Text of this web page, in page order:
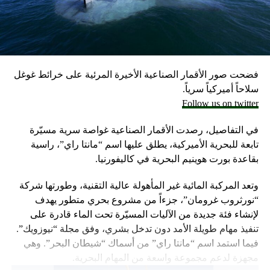
وكانت وزارة الخارجية أرجأت في مايو، فقط تسليم قنابل زنة
2000 رطل و500 رطل إلى إسرائيل بسبب مخاوف بشأن سقوط
ضحايا من المدنيين في مدينة رفح.
إلا أن نتنياهو خرج الأسبوع المضي بتصريحات نارية، ومفاجئة
حول مماطلة أميركا في تسليم تل أبيب أسلحة
ما أثار حفيظة البيت الأبيض الذي وصف تلك التصريحات بالمخيبة
للآمال.
فضحت صور الأقمار الصناعية الأخيرة المرئية على خرائط غوغل
سلاحاً أميركياً سرياً.
Follow us on twitter
في التفاصيل، رصدت الأقمار الصناعية غواصة سرية مسيّرة
تابعة للبحرية الأميركية، يطلق عليها اسم “مانتا راي”، راسية
بقاعدة بورت هوينيم البحرية في كاليفورنيا.
وتعد المركبة المائية غير المأهولة عالية التقنية، وطورتها شركة
“نورثروب غرومان”، جزءاً من مشروع بحري متطور يهدف
لإنشاء فئة جديدة من الآليات المسيّرة تحت الماء قادرة على
تنفيذ مهام طويلة الأمد دون تدخل بشري، وفق مجلة “نيوزويك”.
فيما استمد اسم “مانتا راي” من أسماك “شيطان البحر”. وهي
مجهزة لدعم مجموعة واسعة من المهام البحرية.